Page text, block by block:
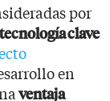
por
clave
en
ventaja